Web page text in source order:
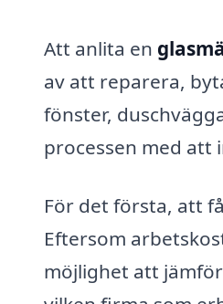
Att anlita en
av att reparera,
fönster,
processen med att
För det första, att
Eftersom
möjlighet att